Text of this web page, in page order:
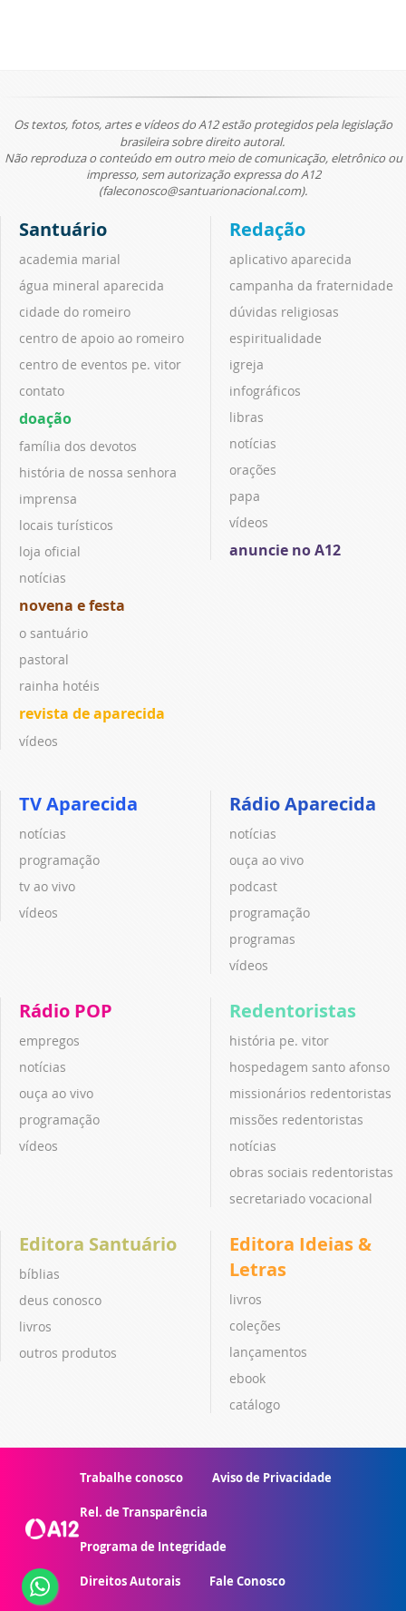
Os textos, fotos, artes e vídeos do A12 estão protegidos pela legislação
brasileira sobre direito autoral.
Não reproduza o conteúdo em outro meio de comunicação, eletrônico ou
impresso, sem autorização expressa do A12
(faleconosco@santuarionacional.com).
Santuário
academia marial
água mineral aparecida
cidade do romeiro
centro de apoio ao romeiro
centro de eventos pe. vitor
contato
doação
família dos devotos
história de nossa senhora
imprensa
locais turísticos
loja oficial
notícias
novena e festa
o santuário
pastoral
rainha hotéis
revista de aparecida
vídeos
Redação
aplicativo aparecida
campanha da fraternidade
dúvidas religiosas
espiritualidade
igreja
infográficos
libras
notícias
orações
papa
vídeos
anuncie no A12
TV Aparecida
notícias
programação
tv ao vivo
vídeos
Rádio Aparecida
notícias
ouça ao vivo
podcast
programação
programas
vídeos
Rádio POP
empregos
notícias
ouça ao vivo
programação
vídeos
Redentoristas
história pe. vitor
hospedagem santo afonso
missionários redentoristas
missões redentoristas
notícias
obras sociais redentoristas
secretariado vocacional
Editora Santuário
bíblias
deus conosco
livros
outros produtos
Editora Ideias &
Letras
livros
coleções
lançamentos
ebook
catálogo
Trabalhe conosco Aviso de Privacidade
Rel. de Transparência
Programa de Integridade
Direitos Autorais Fale Conosco